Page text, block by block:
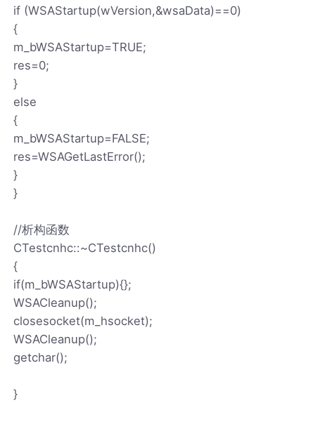
if (WSAStartup(wVersion,&wsaData)==0)
{
m_bWSAStartup=TRUE;
res=0;
}
else
{
m_bWSAStartup=FALSE;
res=WSAGetLastError();
}
}
//析构函数
CTestcnhc::~CTestcnhc()
{
if(m_bWSAStartup){};
WSACleanup();
closesocket(m_hsocket);
WSACleanup();
getchar();
}